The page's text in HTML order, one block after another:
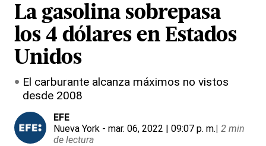
La gasolina sobrepasa
los 4 dólares en Estados
Unidos
El carburante alcanza máximos no vistos
desde 2008
EFE
Nueva York - mar. 06, 2022 | 09:07 p. m.| 2 min
de lectura